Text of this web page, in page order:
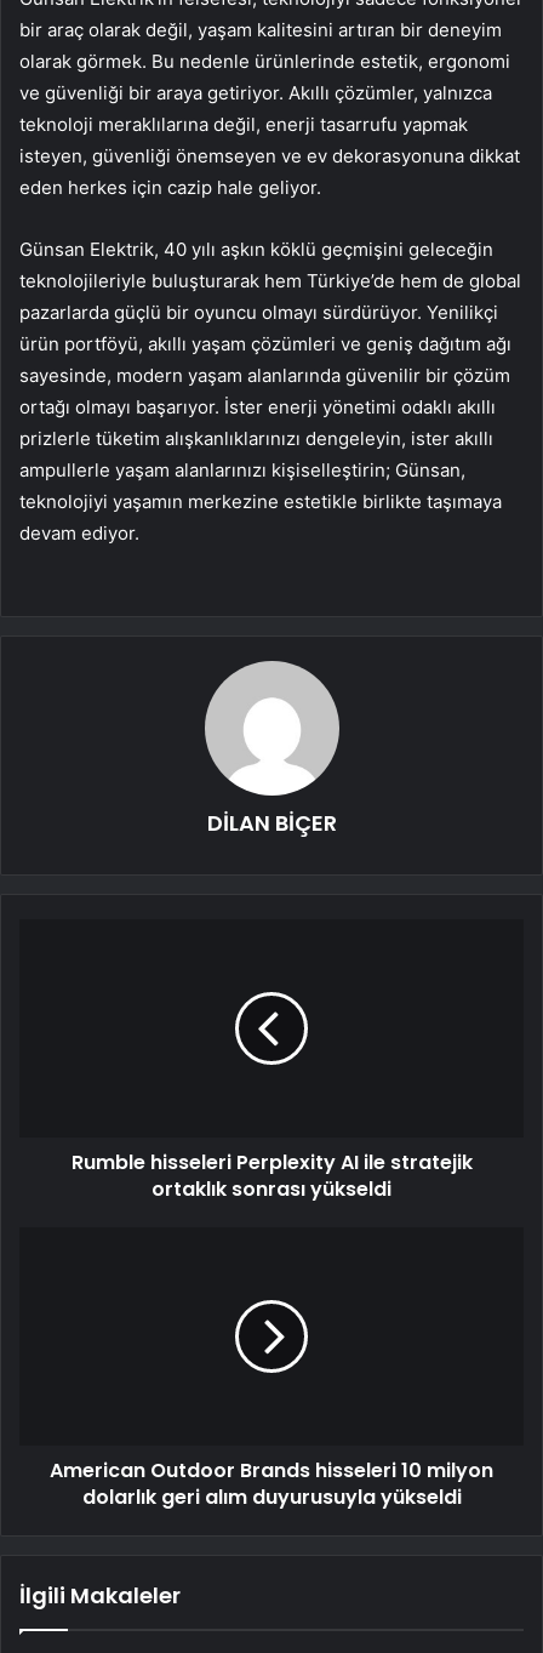
bir araç olarak değil, yaşam kalitesini artıran bir deneyim
olarak görmek. Bu nedenle ürünlerinde estetik, ergonomi
ve güvenliği bir araya getiriyor. Akıllı çözümler, yalnızca
teknoloji meraklılarına değil, enerji tasarrufu yapmak
isteyen, güvenliği önemseyen ve ev dekorasyonuna dikkat
eden herkes için cazip hale geliyor.
Günsan Elektrik, 40 yılı aşkın köklü geçmişini geleceğin
teknolojileriyle buluşturarak hem Türkiye’de hem de global
pazarlarda güçlü bir oyuncu olmayı sürdürüyor. Yenilikçi
ürün portföyü, akıllı yaşam çözümleri ve geniş dağıtım ağı
sayesinde, modern yaşam alanlarında güvenilir bir çözüm
ortağı olmayı başarıyor. İster enerji yönetimi odaklı akıllı
prizlerle tüketim alışkanlıklarınızı dengeleyin, ister akıllı
ampullerle yaşam alanlarınızı kişiselleştirin; Günsan,
teknolojiyi yaşamın merkezine estetikle birlikte taşımaya
devam ediyor.
DİLAN BİÇER
Rumble hisseleri Perplexity AI ile stratejik
ortaklık sonrası yükseldi
American Outdoor Brands hisseleri 10 milyon
dolarlık geri alım duyurusuyla yükseldi
İlgili Makaleler